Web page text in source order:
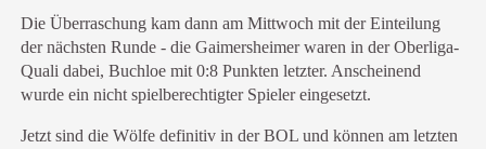
Die Überraschung kam dann am Mittwoch mit der Einteilung
der nächsten Runde - die Gaimersheimer waren in der Oberliga-
Quali dabei, Buchloe mit 0:8 Punkten letzter. Anscheinend
wurde ein nicht spielberechtigter Spieler eingesetzt.
Jetzt sind die Wölfe definitiv in der BOL und können am letzten